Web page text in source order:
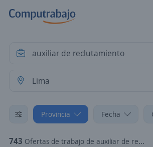
Provincia Fecha
743 Ofertas de trabajo de auxiliar de reclutamiento en Lima